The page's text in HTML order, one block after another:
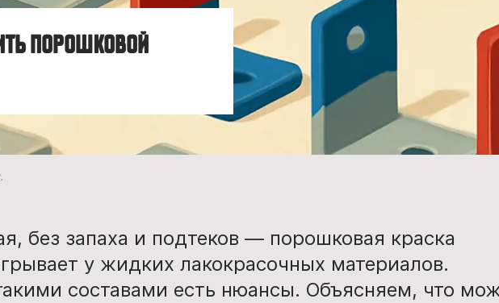
порошковой
без запаха и подтеков — порошковая краска
у жидких лакокрасочных материалов.
составами есть нюансы. Объясняем, что